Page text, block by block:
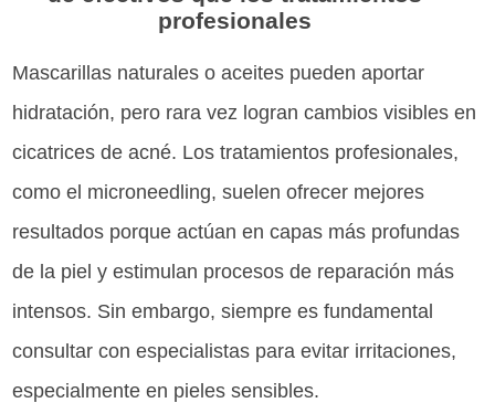
profesionales
Mascarillas naturales o aceites pueden aportar
hidratación, pero rara vez logran cambios visibles en
cicatrices de acné. Los tratamientos profesionales,
como el microneedling, suelen ofrecer mejores
resultados porque actúan en capas más profundas
de la piel y estimulan procesos de reparación más
intensos. Sin embargo, siempre es fundamental
consultar con especialistas para evitar irritaciones,
especialmente en pieles sensibles.